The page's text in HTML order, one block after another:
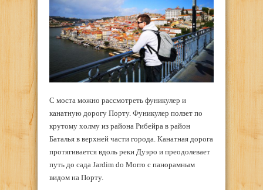
С моста можно рассмотреть фуникулер и
канатную дорогу Порту. Фуникулер ползет по
крутому холму из района Рибейра в район
Баталья в верхней части города. Канатная дорога
протягивается вдоль реки Дуэро и преодолевает
путь до сада Jardim do Morro с панорамным
видом на Порту.